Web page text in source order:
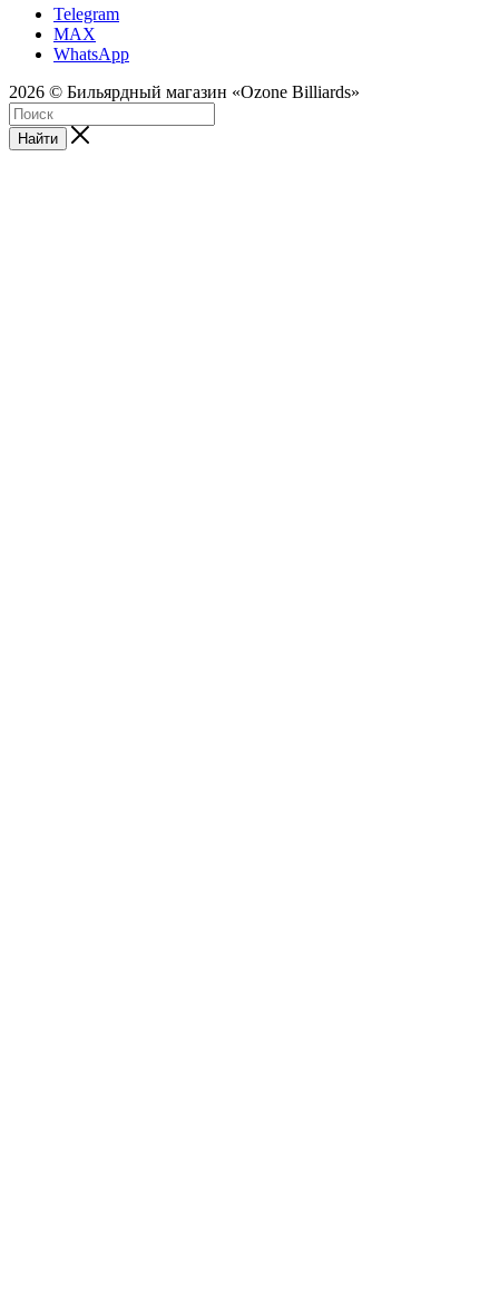
Telegram
MAX
WhatsApp
2026 © Бильярдный магазин «Ozone Billiards»
Найти